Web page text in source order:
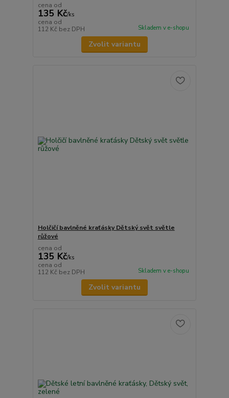
cena od
135 Kč/ks
cena od
112 Kč bez DPH Skladem v e-shopu
Zvolit variantu
Holčičí bavlněné kraťásky Dětský svět světle
růžové
cena od
135 Kč/ks
cena od
112 Kč bez DPH Skladem v e-shopu
Zvolit variantu